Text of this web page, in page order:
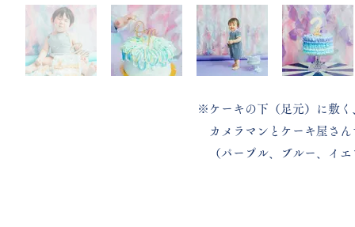
※ケーキの下（足元）に敷く
カメラマンとケーキ屋さん
（パープル、ブルー、イ